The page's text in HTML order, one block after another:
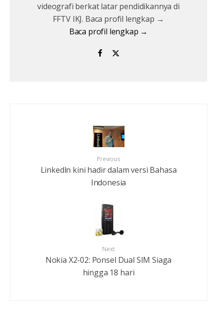
videografi berkat latar pendidikannya di
FFTV IKJ. Baca profil lengkap →
Baca profil lengkap →
Previous
Linkedln kini hadir dalam versi Bahasa
Indonesia
Next
Nokia X2-02: Ponsel Dual SIM Siaga
hingga 18 hari